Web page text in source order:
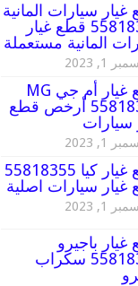
سيارات المانية
55818355 قطع غيار
المانية مستعملة
1, 2023
قطع غيار أم جي MG
55818355 أرخص قطع
سيارات
1, 2023
قطع غيار كيا 55818355
غيار سيارات اصلية
1, 2023
باجيرو
55818355 سكراب